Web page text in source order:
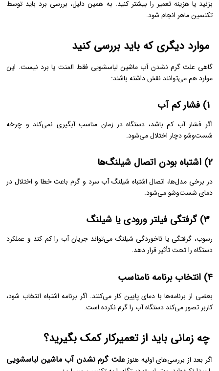
بزنید یا هزینه تعمیر را بیشتر کنید. به همین دلیل، بررسی برد باید توسط
تکنسین ماهر انجام شود.
موارد دیگری که باید بررسی کنید
گاهی علت گرم نشدن آب ماشین لباسشویی فقط المنت یا برد نیست. این
موارد هم می‌توانند نقش داشته باشند:
1) فشار کم آب
اگر فشار آب کم باشد، دستگاه در زمان مناسب آبگیری نمی‌کند و چرخه
شست‌وشو دچار اختلال می‌شود.
2) اشتباه بودن اتصال شیلنگ‌ها
در برخی مدل‌ها، اتصال اشتباه شیلنگ آب سرد و گرم باعث خطا و اختلال در
دمای شست‌وشو می‌شود.
3) گرفتگی فیلتر ورودی یا شیلنگ
رسوب، گرفتگی یا تاخوردگی شیلنگ می‌تواند جریان آب را کم کند و عملکرد
دستگاه را تحت تأثیر قرار دهد.
4) انتخاب برنامه نامناسب
بعضی از برنامه‌ها با دمای پایین کار می‌کنند. اگر برنامه اشتباه انتخاب شود،
کاربر تصور می‌کند دستگاه آب را گرم نکرده است.
چه زمانی باید از تعمیرکار کمک بگیرید؟
اگر بعد از بررسی‌های اولیه هنوزعلت گرم نشدن آب ماشین لباسشویی